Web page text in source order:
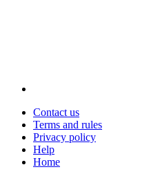
Contact us
Terms and rules
Privacy policy
Help
Home